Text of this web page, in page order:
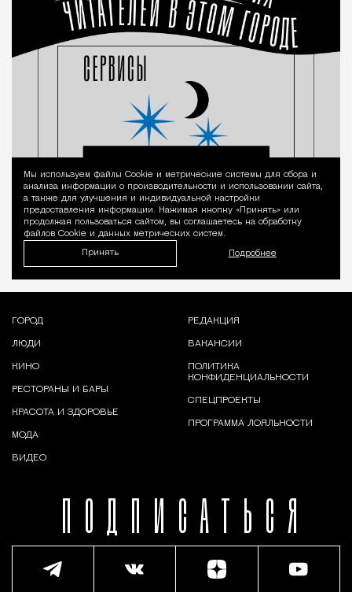
Уведомление
Мы используем файлы Сookie и метрические системы для сбора и
анализа информации о производительности и использовании сайта,
а также для улучшения и индивидуальной настройки
предоставления информации. Нажимая кнопку «Принять» или
продолжая пользоваться сайтом, вы соглашаетесь на обработку
файлов Cookie и данных метрических систем.
Принять Подробнее
ПОДПИСАТЬСЯ
ГОРОД
ЛЮДИ
КИНО
РЕСТОРАНЫ И БАРЫ
КРАСОТА И ЗДОРОВЬЕ
МОДА
ВИДЕО
РЕДАКЦИЯ
ВАКАНСИИ
ПОЛИТИКА
КОНФИДЕНЦИАЛЬНОСТИ
СПЕЦПРОЕКТЫ
ПРОГРАММА ЛОЯЛЬНОСТИ